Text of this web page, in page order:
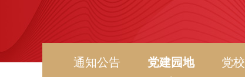
通知公告 党建园地 党校